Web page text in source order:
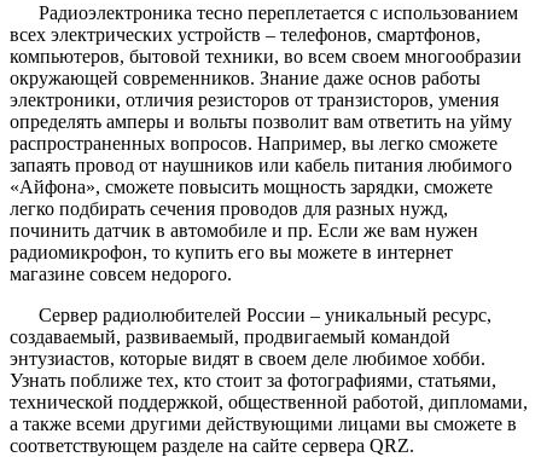
Радиоэлектроника тесно переплетается с использованием
всех электрических устройств – телефонов, смартфонов,
компьютеров, бытовой техники, во всем своем многообразии
окружающей современников. Знание даже основ работы
электроники, отличия резисторов от транзисторов, умения
определять амперы и вольты позволит вам ответить на уйму
распространенных вопросов. Например, вы легко сможете
запаять провод от наушников или кабель питания любимого
«Айфона», сможете повысить мощность зарядки, сможете
легко подбирать сечения проводов для разных нужд,
починить датчик в автомобиле и пр. Если же вам нужен
радиомикрофон, то купить его вы можете в интернет
магазине совсем недорого.
Сервер радиолюбителей России – уникальный ресурс,
создаваемый, развиваемый, продвигаемый командой
энтузиастов, которые видят в своем деле любимое хобби.
Узнать поближе тех, кто стоит за фотографиями, статьями,
технической поддержкой, общественной работой, дипломами,
а также всеми другими действующими лицами вы сможете в
соответствующем разделе на сайте сервера QRZ.